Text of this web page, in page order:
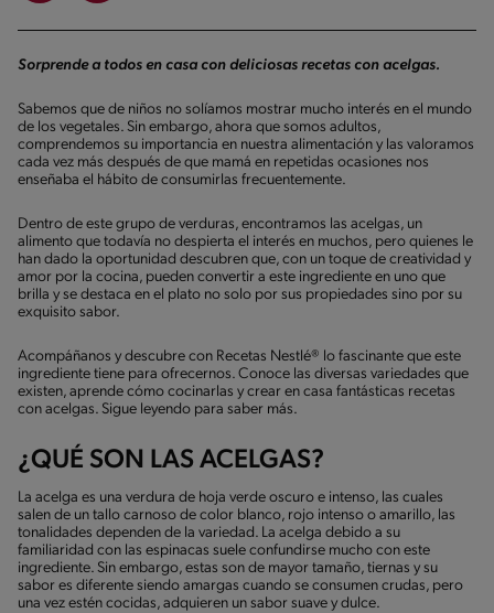
Sorprende a todos en casa con deliciosas recetas con acelgas.
Sabemos que de niños no solíamos mostrar mucho interés en el mundo
de los vegetales. Sin embargo, ahora que somos adultos,
comprendemos su importancia en nuestra alimentación y las valoramos
cada vez más después de que mamá en repetidas ocasiones nos
enseñaba el hábito de consumirlas frecuentemente.
Dentro de este grupo de verduras, encontramos las acelgas, un
alimento que todavía no despierta el interés en muchos, pero quienes le
han dado la oportunidad descubren que, con un toque de creatividad y
amor por la cocina, pueden convertir a este ingrediente en uno que
brilla y se destaca en el plato no solo por sus propiedades sino por su
exquisito sabor.
Acompáñanos y descubre con Recetas Nestlé® lo fascinante que este
ingrediente tiene para ofrecernos. Conoce las diversas variedades que
existen, aprende cómo cocinarlas y crear en casa fantásticas recetas
con acelgas. Sigue leyendo para saber más.
¿QUÉ SON LAS ACELGAS?
La acelga es una verdura de hoja verde oscuro e intenso, las cuales
salen de un tallo carnoso de color blanco, rojo intenso o amarillo, las
tonalidades dependen de la variedad. La acelga debido a su
familiaridad con las espinacas suele confundirse mucho con este
ingrediente. Sin embargo, estas son de mayor tamaño, tiernas y su
sabor es diferente siendo amargas cuando se consumen crudas, pero
una vez estén cocidas, adquieren un sabor suave y dulce.